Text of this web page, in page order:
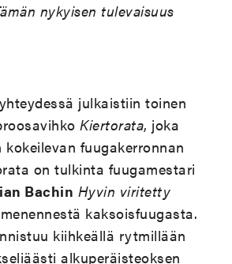
nykyisen tulevaisuus
julkaistiin toinen
Kiertorata, joka
fuugakerronnan
on tulkinta fuugamestari
Bachin Hyvin viritetty
kaksoisfuugasta.
kiihkeällä rytmillään
alkuperäisteoksen